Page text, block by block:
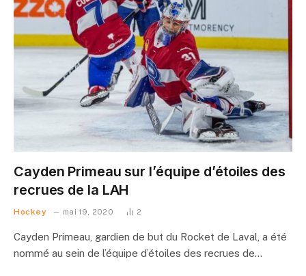
Cayden Primeau sur l’équipe d’étoiles des
recrues de la LAH
Hockey mai 19, 2020 2
Cayden Primeau, gardien de but du Rocket de Laval, a été
nommé au sein de l’équipe d’étoiles des recrues de…